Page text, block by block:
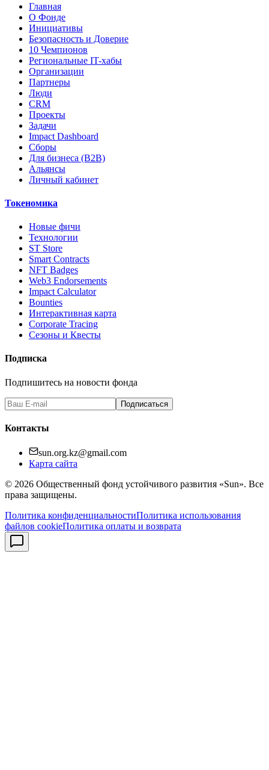
Главная
О Фонде
Инициативы
Безопасность и Доверие
10 Чемпионов
Региональные IT-хабы
Организации
Партнеры
Люди
CRM
Проекты
Задачи
Impact Dashboard
Сборы
Для бизнеса (B2B)
Альянсы
Личный кабинет
Токеномика
Новые фичи
Технологии
ST Store
Smart Contracts
NFT Badges
Web3 Endorsements
Impact Calculator
Bounties
Интерактивная карта
Corporate Tracing
Сезоны и Квесты
Подписка
Подпишитесь на новости фонда
Подписаться
Контакты
sun.org.kz@gmail.com
Карта сайта
© 2026 Общественный фонд устойчивого развития «Sun». Все
права защищены.
Политика конфиденциальностиПолитика использования
файлов cookieПолитика оплаты и возврата